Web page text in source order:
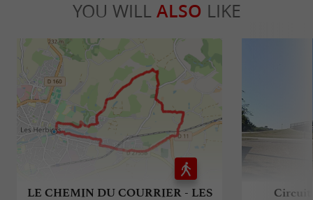
YOU WILL ALSO LIKE
LE CHEMIN DU COURRIER - LES
Circuit